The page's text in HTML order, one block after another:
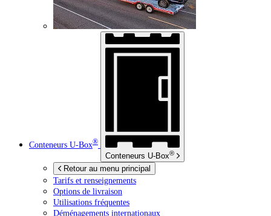
Conteneurs U-Box®
Conteneurs U-Box®
Retour au menu principal
Tarifs et renseignements
Options de livraison
Utilisations fréquentes
Déménagements internationaux